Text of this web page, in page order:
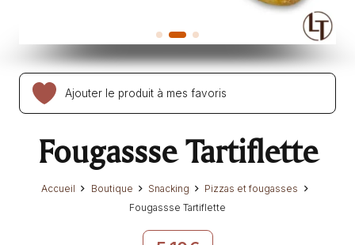
Ajouter le produit à mes favoris
Fougassse Tartiflette
Accueil Boutique Snacking
Pizzas et fougasses
Fougassse Tartiflette